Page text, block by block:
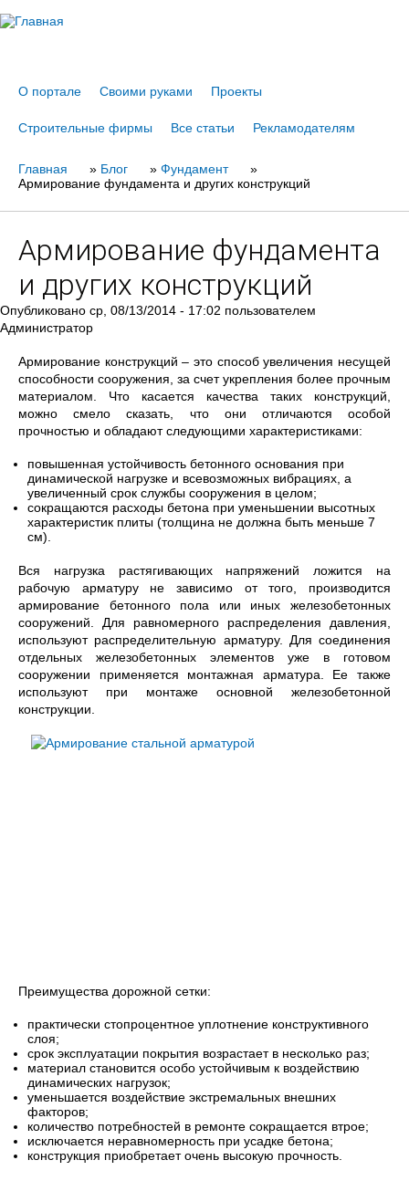
О портале Своими руками Проекты
Строительные фирмы Все статьи Рекламодателям
Вы
Главная » Блог » Фундамент
»
Армирование фундамента и других конструкций
Армирование фундамента
и других конструкций
Опубликовано ср, 08/13/2014 - 17:02 пользователем
Администратор
Армирование конструкций – это способ увеличения несущей
способности сооружения, за счет укрепления более прочным
материалом. Что касается качества таких конструкций,
можно смело сказать, что они отличаются особой
прочностью и обладают следующими характеристиками:
повышенная устойчивость бетонного основания при
динамической нагрузке и всевозможных вибрациях, а
увеличенный срок службы сооружения в целом;
сокращаются расходы бетона при уменьшении высотных
характеристик плиты (толщина не должна быть меньше 7
см).
Вся нагрузка растягивающих напряжений ложится на
рабочую арматуру не зависимо от того, производится
армирование бетонного пола или иных железобетонных
сооружений. Для равномерного распределения давления,
используют распределительную арматуру. Для соединения
отдельных железобетонных элементов уже в готовом
сооружении применяется монтажная арматура. Ее также
используют при монтаже основной железобетонной
конструкции.
Преимущества дорожной сетки:
практически стопроцентное уплотнение конструктивного
слоя;
срок эксплуатации покрытия возрастает в несколько раз;
материал становится особо устойчивым к воздействию
динамических нагрузок;
уменьшается воздействие экстремальных внешних
факторов;
количество потребностей в ремонте сокращается втрое;
исключается неравномерность при усадке бетона;
конструкция приобретает очень высокую прочность.